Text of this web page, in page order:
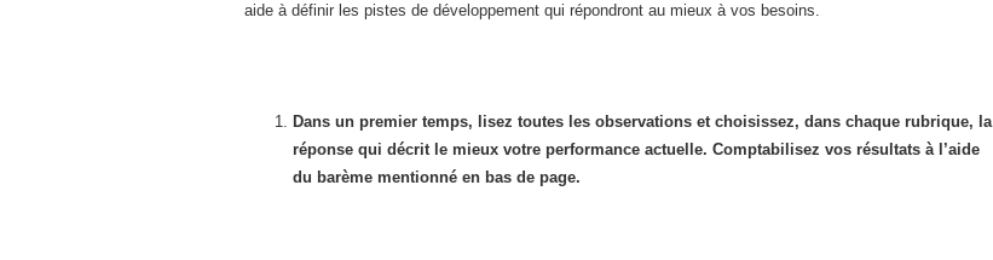
aide à définir les pistes de développement qui répondront au mieux à vos besoins.
Dans un premier temps, lisez toutes les observations et choisissez, dans chaque rubrique, la
réponse qui décrit le mieux votre performance actuelle. Comptabilisez vos résultats à l’aide
du barème mentionné en bas de page.